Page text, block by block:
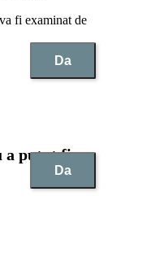
fi examinat de
Da
a putut fi
Da